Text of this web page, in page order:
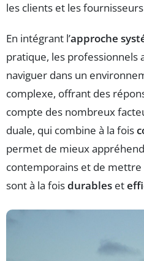
les clients et les
En intégrant l’approche
pratique, les professionnels
naviguer dans un
complexe, offrant des
compte des nombreux
duale, qui combine à la fois
permet de mieux
contemporains et de mettre
sont à la foisdurables et